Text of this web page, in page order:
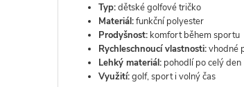
Typ:dětské golfové tričko
Materiál:funkční polyester
Prodyšnost: komfort během sportu
Rychleschnoucí vlastnosti:vhodné
Lehký materiál: pohodlí po celý den
Využití:golf, sport i volný čas